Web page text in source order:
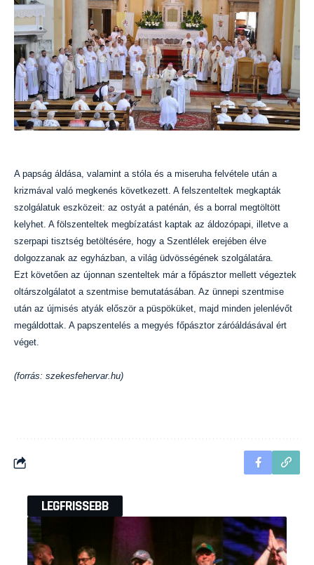
A papság áldása, valamint a stóla és a miseruha felvétele után a
krizmával való megkenés következett. A felszenteltek megkapták
szolgálatuk eszközeit: az ostyát a paténán, és a borral megtöltött
kelyhet. A fölszenteltek megbízatást kaptak az áldozópapi, illetve a
szerpapi tisztség betöltésére, hogy a Szentlélek erejében élve
dolgozzanak az egyházban, a világ üdvösségének szolgálatára.
Ezt követően az újonnan szenteltek már a főpásztor mellett végeztek
oltárszolgálatot a szentmise bemutatásában. Az ünnepi szentmise
után az újmisés atyák először a püspöküket, majd minden jelenlévőt
megáldottak. A papszentelés a megyés főpásztor záróáldásával ért
véget.
(forrás: szekesfehervar.hu)
LEGFRISSEBB